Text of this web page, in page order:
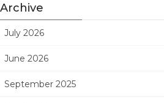
Archive
July 2026
June 2026
September 2025